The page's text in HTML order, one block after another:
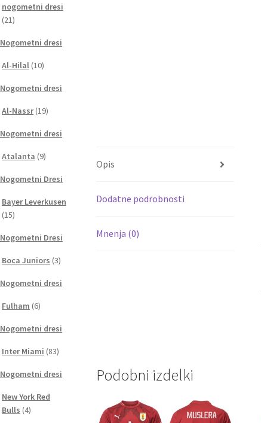
Opis
Dodatne podrobnosti
Mnenja (0)
Podobni izdelki
nogometni dresi
2121
Nogometni dresi
Al-Hilal 1010
Nogometni dresi
Al-Nassr 1919
Nogometni dresi
Atalanta 99
Nogometni Dresi
Bayer Leverkusen
1515
Nogometni Dresi
Boca Juniors 33
Nogometni dresi
Fulham 66
Nogometni dresi
Inter Miami 8383
Nogometni dresi
New York Red
Bulls 44